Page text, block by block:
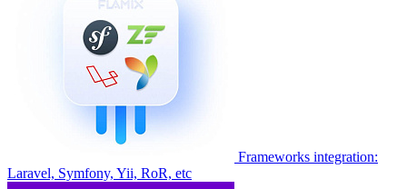
Frameworks integration:
Laravel, Symfony, Yii, RoR, etc